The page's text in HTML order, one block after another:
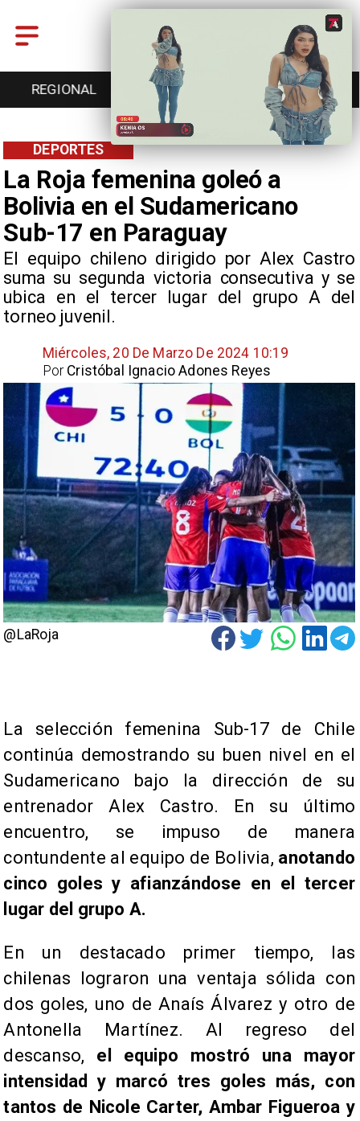
ENTRETENCIÓN DEPORTES CULTURA
La Roja femenina goleó a
Bolivia en el Sudamericano
Sub-17 en Paraguay
El equipo chileno dirigido por Alex Castro
suma su segunda victoria consecutiva y se
ubica en el tercer lugar del grupo A del
torneo juvenil.
DEPORTES
Miércoles, 20 De Marzo De 2024 10:19
Cristóbal Ignacio Adones Reyes
Por
@LaRoja
​La selección femenina Sub-17 de Chile
continúa demostrando su buen nivel en el
Sudamericano bajo la dirección de su
entrenador Alex Castro. En su último
encuentro, se impuso de manera
contundente al equipo de Bolivia, anotando
cinco goles y afianzándose en el tercer
lugar del grupo A.
​En un destacado primer tiempo, las
chilenas lograron una ventaja sólida con
dos goles, uno de Anaís Álvarez y otro de
Antonella Martínez. Al regreso del
descanso, el equipo mostró una mayor
intensidad y marcó tres goles más, con
tantos de Nicole Carter, Ambar Figueroa y